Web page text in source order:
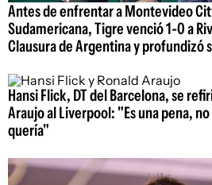
Antes de enfrentar a Montevideo
Sudamericana, Tigre venció 1-0 a
Clausura de Argentina y profundizó
Hansi Flick, DT del Barcelona, se
Araujo al Liverpool: "Es una pena,
quería"